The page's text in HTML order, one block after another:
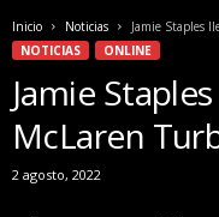
Inicio Noticias
Jamie Staples
NOTICIAS
ONLINE
Jamie
McLaren
2 agosto, 2022